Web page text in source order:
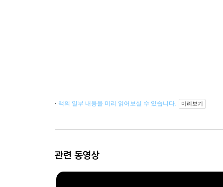
책의 일부 내용을 미리 읽어보실 수 있습니다. 미리보기
관련 동영상